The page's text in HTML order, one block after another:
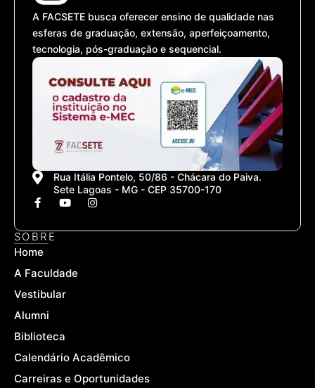
A FACSETE busca oferecer ensino de qualidade nas
esferas de graduação, extensão, aperfeiçoamento,
tecnologia, pós-graduação e sequencial.
Rua Itália Pontelo, 50/86 - Chácara do Paiva.
Sete Lagoas - MG - CEP 35700-170
F
a
e
b
o
k
f
Y
t
I
n
t
SOBRE
Home
A Faculdade
Vestibular
Alumni
Biblioteca
Calendário Acadêmico
Carreiras e Oportunidades